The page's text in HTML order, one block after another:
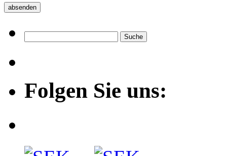
Folgen Sie uns: